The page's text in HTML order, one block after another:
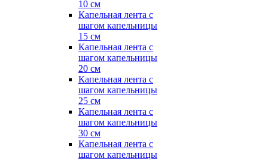
10 см
Капельная лента с
шагом капельницы
15 см
Капельная лента с
шагом капельницы
20 см
Капельная лента с
шагом капельницы
25 см
Капельная лента с
шагом капельницы
30 см
Капельная лента с
шагом капельницы